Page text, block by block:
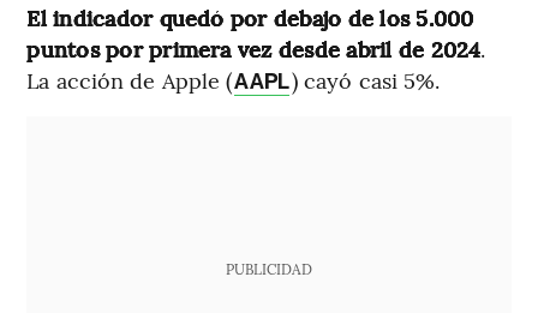
El indicador quedó por debajo de los 5.000
puntos por primera vez desde abril de 2024.
La acción de Apple (AAPL) cayó casi 5%.
PUBLICIDAD